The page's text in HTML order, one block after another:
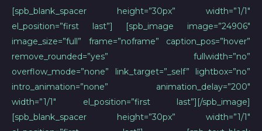
[spb_blank_spacer height=”30px” width=”1/1″
el_position=”first last”] [spb_image image=”24906″
image_size=”full” frame=”noframe” caption_pos=”hover”
remove_rounded=”yes” fullwidth=”no”
overflow_mode=”none” link_target=”_self” lightbox=”no”
intro_animation=”none” animation_delay=”200″
width=”1/1″ el_position=”first last”][/spb_image]
[spb_blank_spacer height=”30px” width=”1/1″